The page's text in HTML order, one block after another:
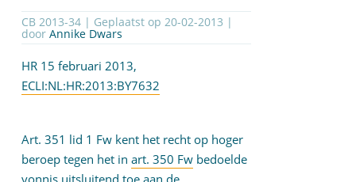
CB 2013-34 | Geplaatst op 20-02-2013 |
door Annike Dwars
HR 15 februari 2013,
ECLI:NL:HR:2013:BY7632
Art. 351 lid 1 Fw kent het recht op hoger
beroep tegen het in art. 350 Fw bedoelde